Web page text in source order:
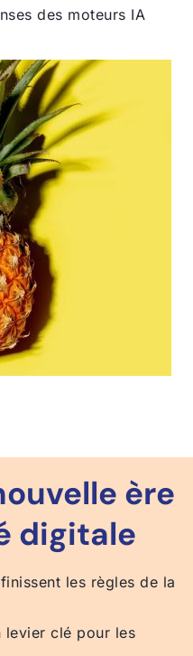
des moteurs IA
ère
digitale
les règles de la
levier clé pour les